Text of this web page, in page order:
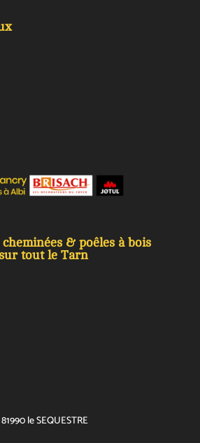
cheminées & poêles à bois
tout le Tarn
81990 le SEQUESTRE